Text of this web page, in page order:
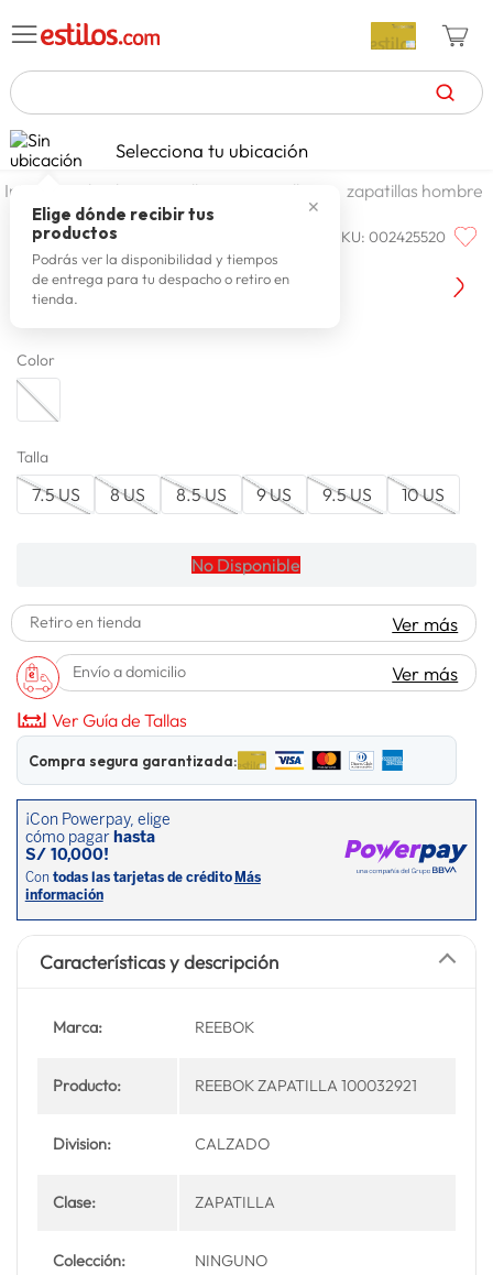
TÉRMINOS MÁS BUSCADOS
1. zapatillas mujer
2. celulares
3. zapatillas hombre
4. moda
6.
7.
9. spiderman
10. lavadora
Selecciona tu ubicación
✕
Elige dónde recibir tus
productos
Podrás ver la disponibilidad y tiempos
de entrega para tu despacho o retiro en
tienda.
calzado y zapatillas zapatillas zapatillas hombre
REEBOK SKU:002425520
Reebok Zapatilla 100032921
Color
Talla
7.5 US 8 US 8.5 US 9 US 9.5 US 10 US
No Disponible
Retiro en tienda Ver más
Envío a domicilio Ver más
Ver Guía de Tallas
Compra segura garantizada:
Características y descripción
Marca: REEBOK
Producto: REEBOK ZAPATILLA 100032921
Division: CALZADO
Clase: ZAPATILLA
Colección: NINGUNO